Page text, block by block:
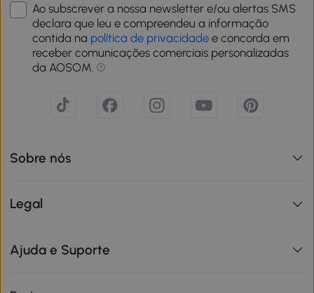
Ao subscrever a nossa newsletter e/ou alertas SMS
declara que leu e compreendeu a informação
contida na política de privacidade e concorda em
receber comunicações comerciais personalizadas
da AOSOM.
Sobre nós
Legal
Ajuda e Suporte